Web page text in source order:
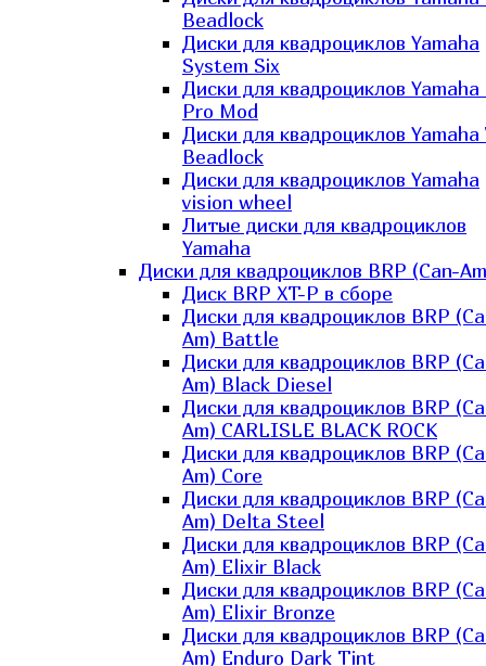
Beadlock
Диски для квадроциклов Yamaha
System Six
Диски для квадроциклов Yamaha
Pro Mod
Диски для квадроциклов Yamaha
Beadlock
Диски для квадроциклов Yamaha
vision wheel
Литые диски для квадроциклов
Yamaha
Диски для квадроциклов BRP (Can-
Диск BRP XT-P в сборе
Диски для квадроциклов BRP
Am) Battle
Диски для квадроциклов BRP
Am) Black Diesel
Диски для квадроциклов BRP
Am) CARLISLE BLACK ROCK
Диски для квадроциклов BRP
Am) Core
Диски для квадроциклов BRP
Am) Delta Steel
Диски для квадроциклов BRP
Am) Elixir Black
Диски для квадроциклов BRP
Am) Elixir Bronze
Диски для квадроциклов BRP
Am) Enduro Dark Tint